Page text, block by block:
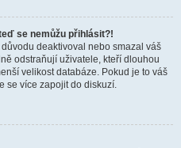
se nemůžu přihlásit?!
deaktivoval nebo smazal váš
odstraňují uživatele, kteří dlouhou
velikost databáze. Pokud je to váš
se více zapojit do diskuzí.